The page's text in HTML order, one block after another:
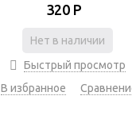
320 Р
Нет в наличии
Быстрый просмотр
В избранное